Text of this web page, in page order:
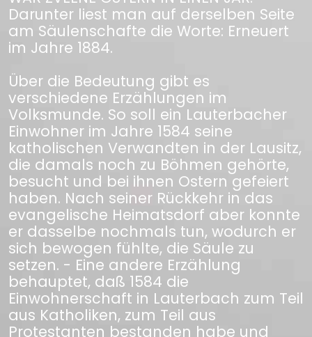
Darunter liest man auf derselben Seite
am Säulenschafte die Worte: Erneuert
im Jahre 1884.
Über die Bedeutung gibt es
verschiedene Erzählungen im
Volksmunde. So soll ein Lauterbacher
Einwohner im Jahre 1584 seine
katholischen Verwandten in der Lausitz,
die damals noch zu Böhmen gehörte,
besucht und bei ihnen Ostern gefeiert
haben. Nach seiner Rückkehr in das
evangelische Heimatsdorf aber konnte
er dasselbe nochmals tun, wodurch er
sich bewogen fühlte, die Säule zu
setzen. - Eine andere Erzählung
behauptet, daß 1584 die
Einwohnerschaft in Lauterbach zum Teil
aus Katholiken, zum Teil aus
Protestanten bestanden habe und